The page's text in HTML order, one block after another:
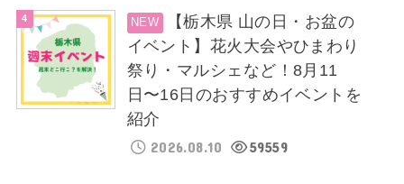
【栃木県 山の日・お盆の
イベント】花火大会やひまわり
祭り・マルシェなど！8月11
日〜16日のおすすめイベントを
紹介
2026.08.10 59559